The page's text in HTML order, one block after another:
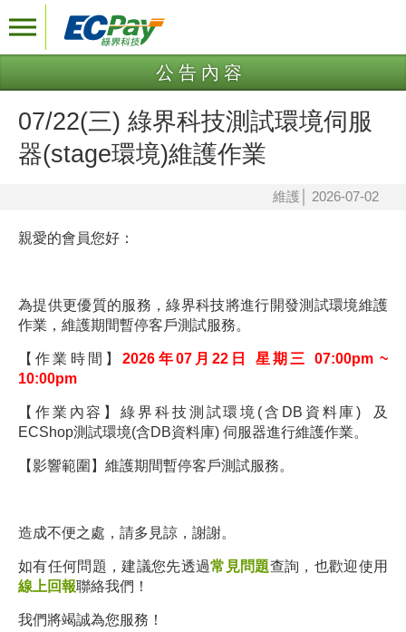
公告內容
07/22(三) 綠界科技測試環境伺服
器(stage環境)維護作業
維護 2026-07-02
親愛的會員您好：
為提供更優質的服務，綠界科技將進行開發測試環境維護
作業，維護期間暫停客戶測試服務。
【作業時間】2026年07月22日 星期三 07:00pm ~
10:00pm
【作業內容】綠界科技測試環境 (含DB資料庫)
及
ECShop測試環境(含DB資料庫) 伺服器進行維護作業。
【影響範圍】維護期間暫停客戶測試服務。
造成不便之處，請多見諒，謝謝。
如有任何問題，建議您先透過常見問題查詢，也歡迎使用
線上回報聯絡我們！
我們將竭誠為您服務！